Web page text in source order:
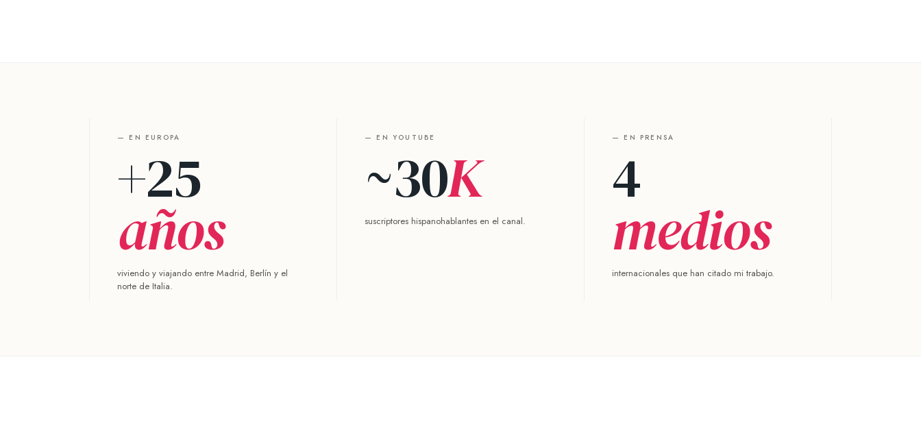
— EN EUROPA
+25
años
viviendo y viajando entre Madrid, Berlín y el
norte de Italia.
— EN YOUTUBE
~30K
suscriptores hispanohablantes en el canal.
— EN PRENSA
4
medios
internacionales que han citado mi trabajo.